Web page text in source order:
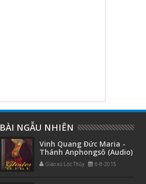
BÀI NGẪU NHIÊN
Vinh Quang Đức Maria -
Thánh Anphongsô (Audio)
Giáo xứ Lộc Thủy 6-8-2015